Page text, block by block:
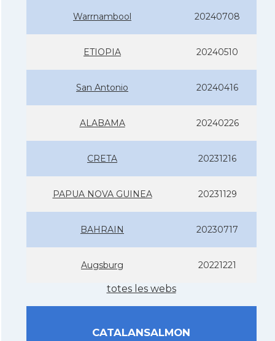
Warrnambool 20240708
ETIOPIA 20240510
San Antonio 20240416
ALABAMA 20240226
CRETA 20231216
PAPUA NOVA GUINEA 20231129
BAHRAIN 20230717
Augsburg 20221221
totes les webs
CATALANSALMON